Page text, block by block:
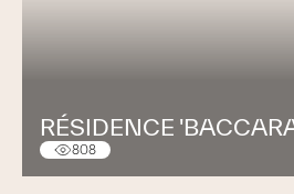
RÉSIDENCE
808